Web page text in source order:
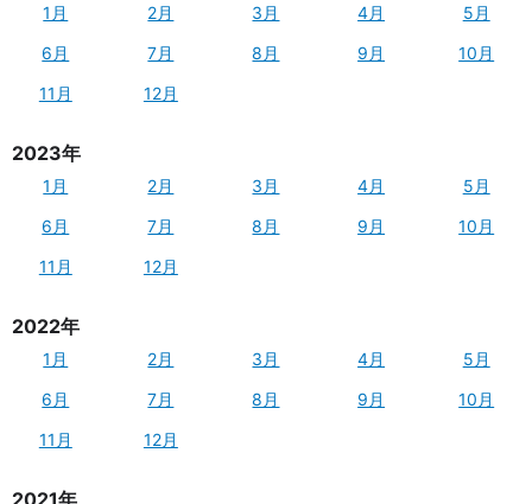
1月 2月 3月 4月
5月
6月
7月 8月 9月
10月
11月
12月
2023年
1月 2月 3月 4月
5月
6月
7月 8月 9月
10月
11月
12月
2022年
1月 2月 3月 4月
5月
6月
7月 8月 9月
10月
11月
12月
2021年